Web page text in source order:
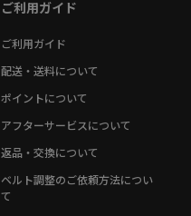
ご利用ガイド
ご利用ガイド
配送・送料について
ポイントについて
アフターサービスについて
返品・交換について
ベルト調整のご依頼方法につい
て